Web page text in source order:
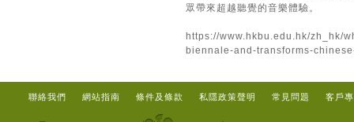
眾帶來超越聽覺的音樂體驗。
https://www.hkbu.edu.hk/zh_hk/
biennale-and-transforms-
聯絡我們 網站指南 條件及條款 私隱政策聲明 常見問題 客戶